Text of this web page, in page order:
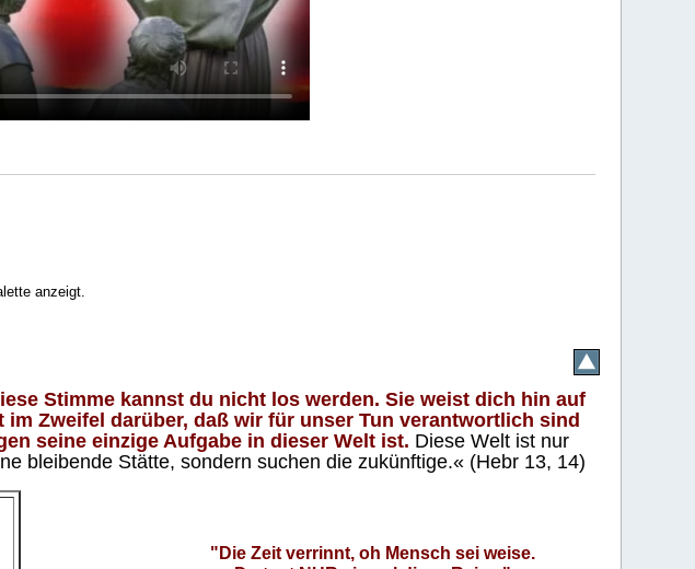
anzeigt.
Stimme kannst du nicht los werden. Sie weist dich hin auf
Zweifel darüber, daß wir für unser Tun verantwortlich sind
seine einzige Aufgabe in dieser Welt ist. Diese Welt ist nur
bleibende Stätte, sondern suchen die zukünftige.« (Hebr 13, 14)
"Die Zeit verrinnt, oh Mensch sei weise.